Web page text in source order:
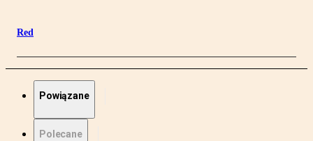
Red
Powiązane
Polecane